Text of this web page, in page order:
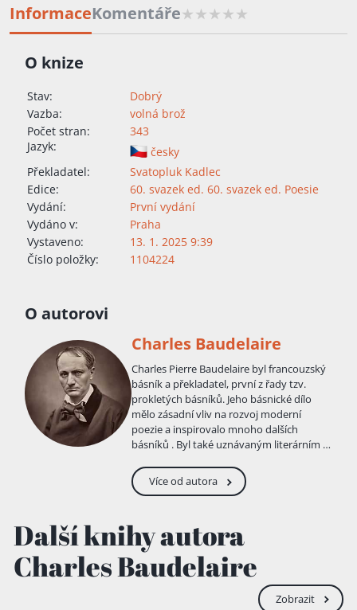
InformaceKomentáře
O knize
Stav:
Dobrý
Vazba:
volná brož
Počet stran:
343
Jazyk:
česky
Překladatel:
Svatopluk Kadlec
Edice:
60. svazek ed. 60. svazek ed. Poesie
Vydání:
První vydání
Vydáno v:
Praha
Vystaveno:
13. 1. 2025 9:39
Číslo položky:
1104224
O autorovi
Charles Baudelaire
Charles Pierre Baudelaire byl francouzský
básník a překladatel, první z řady tzv.
prokletých básníků. Jeho básnické dílo
mělo zásadní vliv na rozvoj moderní
poezie a inspirovalo mnoho dalších
básníků . Byl také uznávaným literárním a
1821 v Paříži. Matce Caroline bylo 27 let,
otec Joseph-François měl 62 let a bylo to
byl o šestnáct let starší. Jeho otec byl kněz,
po revoluci byl vychovatelem a
úředníkem, zemřel v r. 1827. Matka,
kterou velmi miloval, se po dvou letech
znovu provdala za důstojníka Jacquese
Více od autora
Další knihy autora
Charles Baudelaire
Zobrazit